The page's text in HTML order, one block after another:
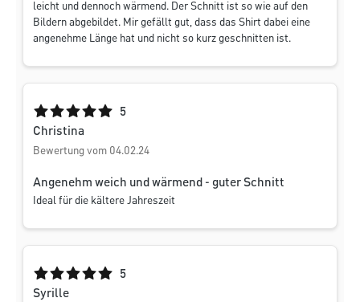
leicht und dennoch wärmend. Der Schnitt ist so wie auf den
Bildern abgebildet. Mir gefällt gut, dass das Shirt dabei eine
angenehme Länge hat und nicht so kurz geschnitten ist.
Durchschnittliche Bewertung von 5 von 5 Sternen
5
Christina
Bewertung vom 04.02.24
Angenehm weich und wärmend - guter Schnitt
Ideal für die kältere Jahreszeit
Durchschnittliche Bewertung von 5 von 5 Sternen
5
Syrille